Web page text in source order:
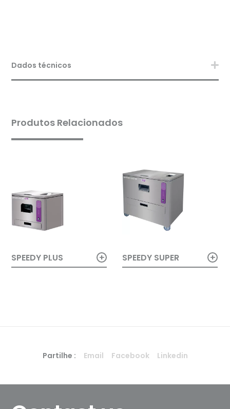
Dados técnicos
Produtos Relacionados
SPEEDY PLUS + SPEEDY SUPER +
Partilhe : Email Facebook Linkedin